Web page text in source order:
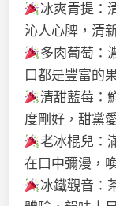
冰爽青提：
沁人心脾，清
多肉葡萄：
口都是豐富的
清甜藍莓：
度剛好，甜黨
老冰棍兒：
在口中彌漫，
冰鐵觀音：